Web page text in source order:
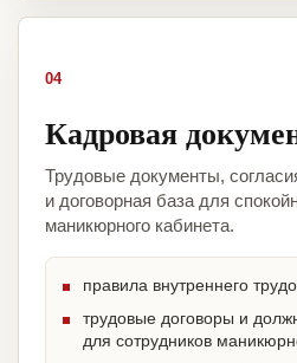
04
Кадровая
Трудовые документы,
и договорная база для
маникюрного кабинета.
правила внутреннего
трудовые договоры и
для сотрудников